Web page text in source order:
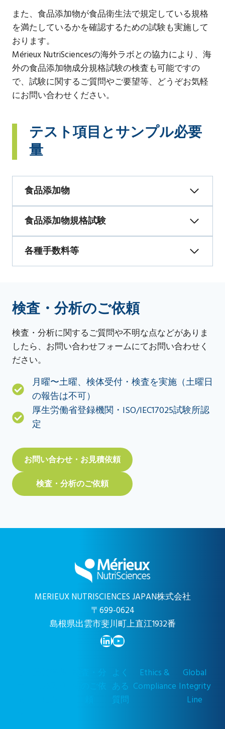
また、食品添加物が食品衛生法で規定している規格
を満たしているかを確認するための試験も実施して
おります。
Mérieux NutriSciencesの海外ラボとの協力により、海
外の食品添加物成分規格試験の検査も可能ですの
で、試験に関するご質問やご要望等、どうぞお気軽
にお問い合わせください。
テスト項目とサンプル必要
量
食品添加物
食品添加物規格試験
各種手数料等
検査・分析のご依頼
検査・分析に関するご質問や不明な点などがありま
したら、お問い合わせフォームにてお問い合わせく
ださい。
月曜〜土曜、検体受付・検査を実施（土曜日
の報告は不可）
厚生労働省登録機関・ISO/IEC17025試験所認
定
お問い合わせ・お見積依頼
検査・分析のご依頼
MERIEUX NUTRISCIENCES JAPAN株式会社
〒699-0624
島根県出雲市斐川町上直江1932番
LinkedIn
YouTube
よく
ある
質問
Ethics &
Compliance
Global
Integrity
Line